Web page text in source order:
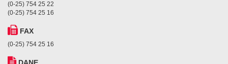
(0-25) 754 25 22
(0-25) 754 25 16
FAX
(0-25) 754 25 16